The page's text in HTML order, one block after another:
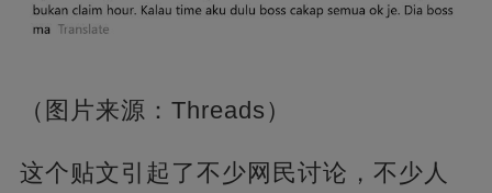
（图片来源：Threads）
这个贴文引起了不少网民讨论，不少人